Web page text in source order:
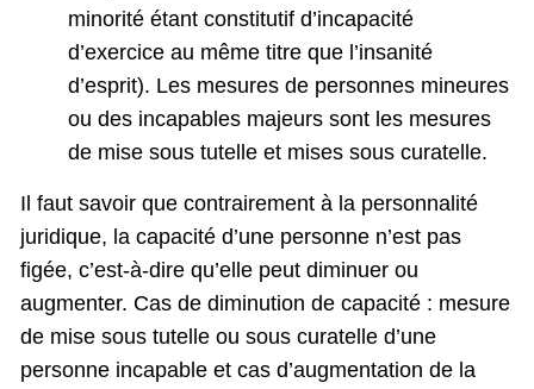
minorité étant constitutif d’incapacité
d’exercice au même titre que l’insanité
d’esprit). Les mesures de personnes mineures
ou des incapables majeurs sont les mesures
de mise sous tutelle et mises sous curatelle.
Il faut savoir que contrairement à la personnalité
juridique, la capacité d’une personne n’est pas
figée, c’est-à-dire qu’elle peut diminuer ou
augmenter. Cas de diminution de capacité : mesure
de mise sous tutelle ou sous curatelle d’une
personne incapable et cas d’augmentation de la